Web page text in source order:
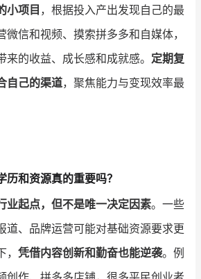
小项目 ，根据投入产出发现自己的最
信和视频、摸索拼多多和自媒体，
的收益、成长感和成就感。 定期复
自己的渠道，聚焦能力与变现效率最
和资源真的重要吗？
业起点，但不是唯一决定因素。一些
道、品牌运营可能对基础资源要求更
凭借内容创新和勤奋也能逆袭。例